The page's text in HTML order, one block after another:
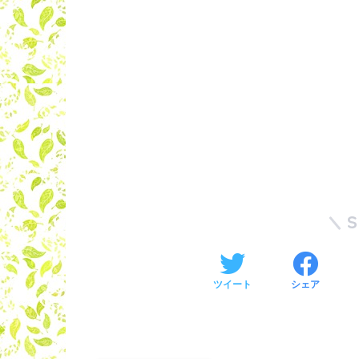
ツイート シェア